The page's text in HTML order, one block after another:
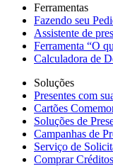
Ferramentas
Fazendo seu
Assistente de
Ferramenta “O
Calculadora de
Soluções
Presentes com
Cartões
Soluções de
Campanhas de
Serviço de
Comprar